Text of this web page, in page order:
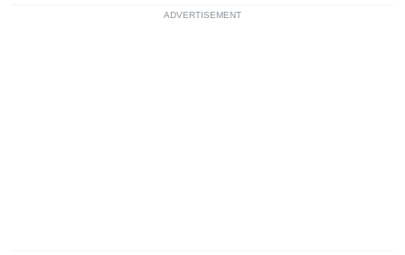
ADVERTISEMENT